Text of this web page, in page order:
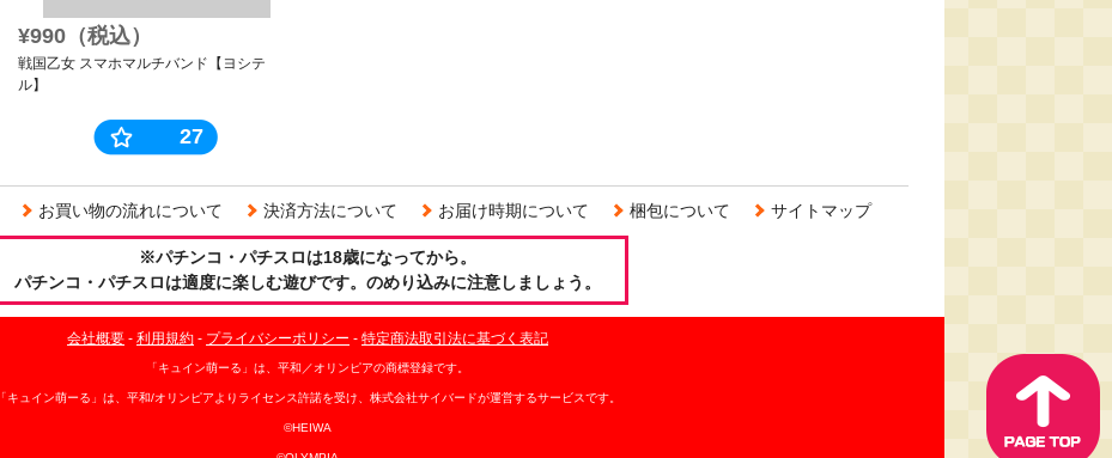
¥990（税込）
戦国乙女 スマホマルチバンド【ヨシテ
ル】
27
お買い物の流れについて 決済方法について お届け時期について 梱包について サイトマップ
※パチンコ・パチスロは18歳になってから。
パチンコ・パチスロは適度に楽しむ遊びです。のめり込みに注意しましょう。
会社概要 - 利用規約 - プライバシーポリシー - 特定商法取引法に基づく表記
「キュイン萌ーる」は、平和／オリンピアの商標登録です。
「キュイン萌ーる」は、平和/オリンピアよりライセンス許諾を受け、株式会社サイバードが運営するサービスです。
©HEIWA